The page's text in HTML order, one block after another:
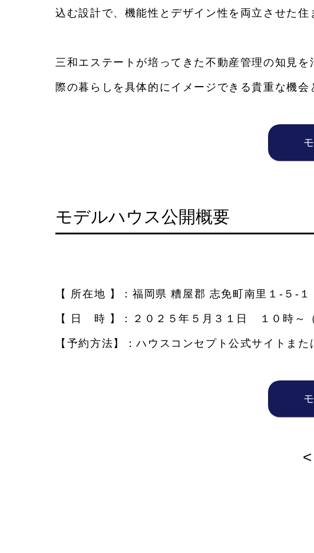
込む設計で、機能性とデザイン性を両立させた
三和エステートが培ってきた不動産管理の知見
際の暮らしを具体的にイメージできる貴重な機会
モデルハウス公開概要
【 所在地 】：福岡県 糟屋郡 志免町南里１-５-１
【 日 時 】：２０２５年５月３１日 １０時～（
【予約方法】：ハウスコンセプト公式サイトまた